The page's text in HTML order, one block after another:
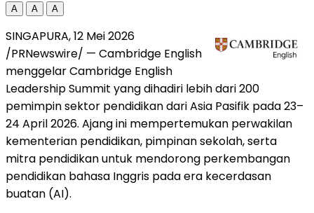
A A A
SINGAPURA, 12 Mei 2026
/PRNewswire/ — Cambridge English
menggelar Cambridge English
Leadership Summit yang dihadiri lebih dari 200
pemimpin sektor pendidikan dari Asia Pasifik pada 23–
24 April 2026. Ajang ini mempertemukan perwakilan
kementerian pendidikan, pimpinan sekolah, serta
mitra pendidikan untuk mendorong perkembangan
pendidikan bahasa Inggris pada era kecerdasan
buatan (AI).